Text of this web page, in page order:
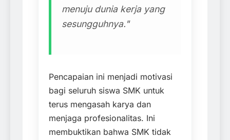
menuju dunia kerja yang
sesungguhnya."
Pencapaian ini menjadi motivasi
bagi seluruh siswa SMK untuk
terus mengasah karya dan
menjaga profesionalitas. Ini
membuktikan bahwa SMK tidak